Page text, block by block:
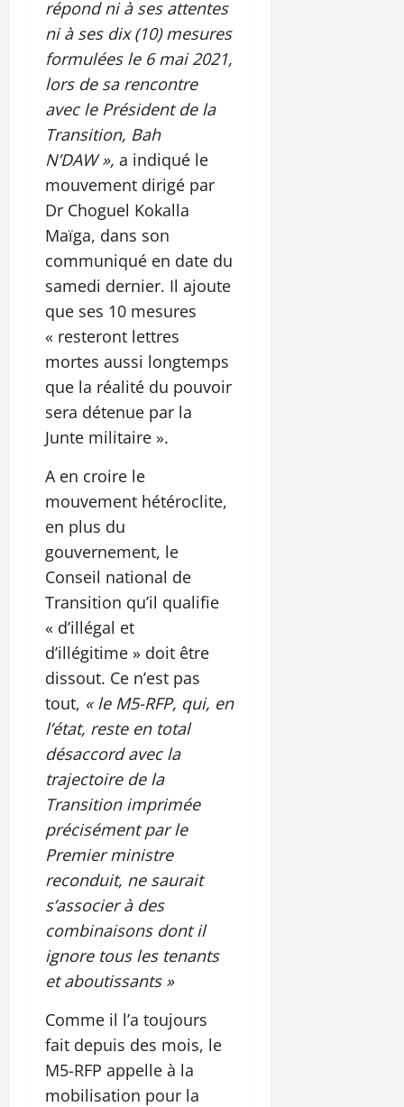
répond ni à ses attentes
ni à ses dix (10) mesures
formulées le 6 mai 2021,
lors de sa rencontre
avec le Président de la
Transition, Bah
N’DAW », a indiqué le
mouvement dirigé par
Dr Choguel Kokalla
Maïga, dans son
communiqué en date du
samedi dernier. Il ajoute
que ses 10 mesures
« resteront lettres
mortes aussi longtemps
que la réalité du pouvoir
sera détenue par la
Junte militaire ».
A en croire le
mouvement hétéroclite,
en plus du
gouvernement, le
Conseil national de
Transition qu’il qualifie
« d’illégal et
d’illégitime » doit être
dissout. Ce n’est pas
tout, « le M5-RFP, qui, en
l’état, reste en total
désaccord avec la
trajectoire de la
Transition imprimée
précisément par le
Premier ministre
reconduit, ne saurait
s’associer à des
combinaisons dont il
ignore tous les tenants
et aboutissants »
Comme il l’a toujours
fait depuis des mois, le
M5-RFP appelle à la
mobilisation pour la